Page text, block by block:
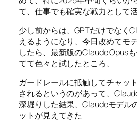
て、仕事でも確実な戦力として活
少し前からは、GPTだけでなく
えるようになり、今日改めてモ
したら、最新版のClaude Opus
てて色々と試したところ、
ガードレールに抵触してチャッ
されるというのがあって、
深堀りした結果、Claudeモデル
ットが見えてきた